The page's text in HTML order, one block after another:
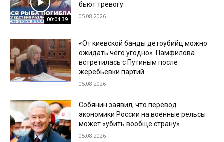
00:04:39
бьют тревогу
05.08.2026
«От киевской банды детоубийц можно
ожидать чего угодно». Памфилова
встретилась с Путиным после
жеребьевки партий
05.08.2026
Собянин заявил, что перевод
экономики России на военные рельсы
может «убить вообще страну»
05.08.2026